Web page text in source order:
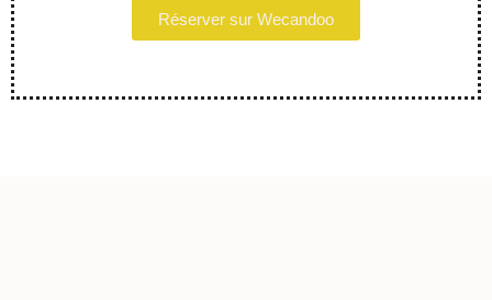
Réserver sur Wecandoo